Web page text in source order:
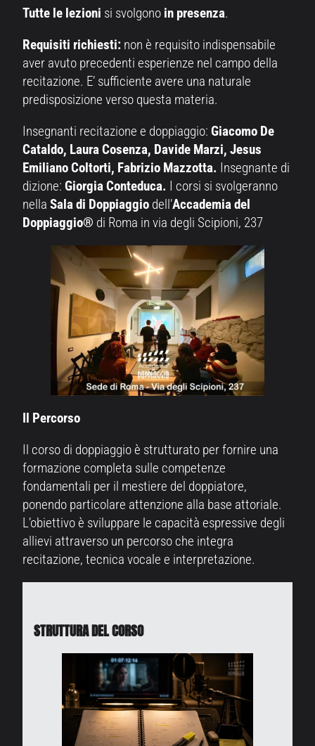
Tutte le lezioni si svolgono in presenza.
Requisiti richiesti: non è requisito indispensabile
aver avuto precedenti esperienze nel campo della
recitazione. E’ sufficiente avere una naturale
predisposizione verso questa materia.
Insegnanti recitazione e doppiaggio: Giacomo De
Cataldo, Laura Cosenza, Davide Marzi, Jesus
Emiliano Coltorti, Fabrizio Mazzotta. Insegnante di
dizione: Giorgia Conteduca. I corsi si svolgeranno
nella Sala di Doppiaggio dell’Accademia del
Doppiaggio® di Roma in via degli Scipioni, 237
Il Percorso
Il corso di doppiaggio è strutturato per fornire una
formazione completa sulle competenze
fondamentali per il mestiere del doppiatore,
ponendo particolare attenzione alla base attoriale.
L’obiettivo è sviluppare le capacità espressive degli
allievi attraverso un percorso che integra
recitazione, tecnica vocale e interpretazione.
STRUTTURA DEL CORSO